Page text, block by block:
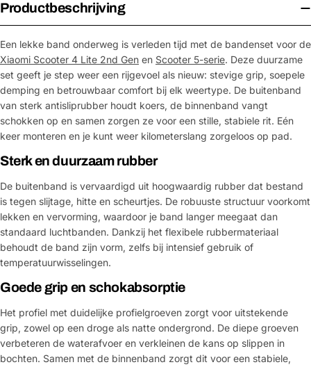
Productbeschrijving
Een lekke band onderweg is verleden tijd met de bandenset voor de
Xiaomi Scooter 4 Lite 2nd Gen en Scooter 5-serie. Deze duurzame
set geeft je step weer een rijgevoel als nieuw: stevige grip, soepele
demping en betrouwbaar comfort bij elk weertype. De buitenband
van sterk antisliprubber houdt koers, de binnenband vangt
schokken op en samen zorgen ze voor een stille, stabiele rit. Eén
keer monteren en je kunt weer kilometerslang zorgeloos op pad.
Sterk en duurzaam rubber
De buitenband is vervaardigd uit hoogwaardig rubber dat bestand
is tegen slijtage, hitte en scheurtjes. De robuuste structuur voorkomt
lekken en vervorming, waardoor je band langer meegaat dan
standaard luchtbanden. Dankzij het flexibele rubbermateriaal
behoudt de band zijn vorm, zelfs bij intensief gebruik of
temperatuurwisselingen.
Goede grip en schokabsorptie
Het profiel met duidelijke profielgroeven zorgt voor uitstekende
grip, zowel op een droge als natte ondergrond. De diepe groeven
verbeteren de waterafvoer en verkleinen de kans op slippen in
bochten. Samen met de binnenband zorgt dit voor een stabiele,